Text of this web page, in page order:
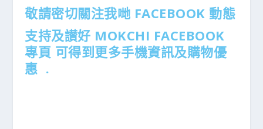
敬請密切關注我哋 FACEBOOK 動態
支持及讃好 MOKCHI FACEBOOK
專頁 可得到更多手機資訊及購物優
惠 .